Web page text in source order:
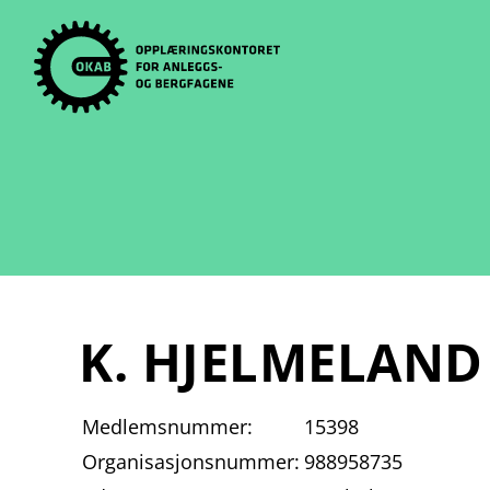
content
K.
Medlemsnummer:
15398
Organisasjonsnummer: 988958735